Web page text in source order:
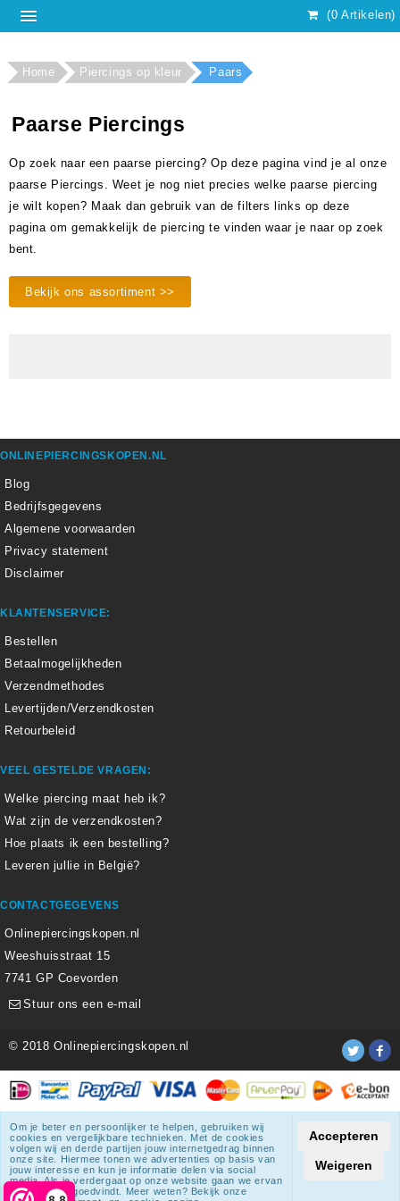
(0 Artikelen)
Home Piercings op kleur Paars
Paarse Piercings
Op zoek naar een paarse piercing? Op deze pagina vind je al onze
paarse Piercings. Weet je nog niet precies welke paarse piercing
je wilt kopen? Maak dan gebruik van de filters links op deze
pagina om gemakkelijk de piercing te vinden waar je naar op zoek
bent.
Bekijk ons assortiment >>
ONLINEPIERCINGSKOPEN.NL
Blog
Bedrijfsgegevens
Algemene voorwaarden
Privacy statement
Disclaimer
KLANTENSERVICE:
Bestellen
Betaalmogelijkheden
Verzendmethodes
Levertijden/Verzendkosten
Retourbeleid
VEEL GESTELDE VRAGEN:
Welke piercing maat heb ik?
Wat zijn de verzendkosten?
Hoe plaats ik een bestelling?
Leveren jullie in België?
CONTACTGEGEVENS
Onlinepiercingskopen.nl
Weeshuisstraat 15
7741 GP Coevorden
Stuur ons een e-mail
© 2018 Onlinepiercingskopen.nl
Alle weergegeven prijzen zijn inclusief 21% BTW.
Onlinepiercingskopen.nlkrijgt een beoordeling
1807beoordelingen.
© 2018 Onlinepiercingskopen.nl
Om je beter en persoonlijker te helpen, gebruiken wij
cookies en vergelijkbare technieken. Met de cookies
volgen wij en derde partijen jouw internetgedrag binnen
onze site. Hiermee tonen we advertenties op basis van
jouw interesse en kun je informatie delen via social
media. Als je verdergaat op onze website gaan we ervan
uit dat je dat goedvindt. Meer weten? Bekijk onze
Accepteren
Weigeren